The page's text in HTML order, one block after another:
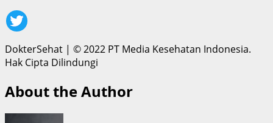
DokterSehat | © 2022 PT Media Kesehatan Indonesia.
Hak Cipta Dilindungi
About the Author